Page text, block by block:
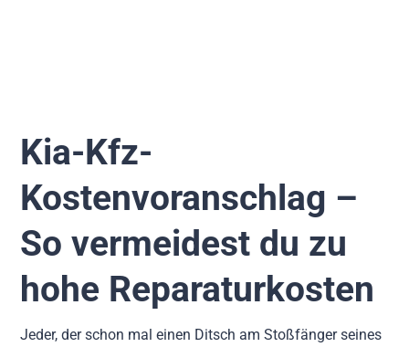
Kia-Kfz-
Kostenvoranschlag –
So vermeidest du zu
hohe Reparaturkosten
Jeder, der schon mal einen Ditsch am Stoßfänger seines